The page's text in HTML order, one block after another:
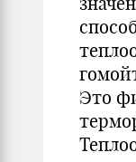
Это